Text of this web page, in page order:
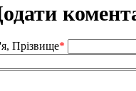
Прізвище*